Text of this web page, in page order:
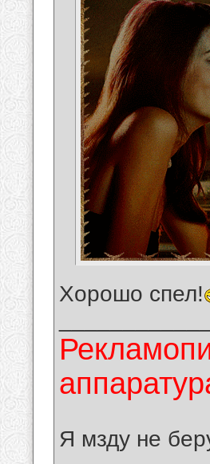
Хорошо спел!
Я мзду не